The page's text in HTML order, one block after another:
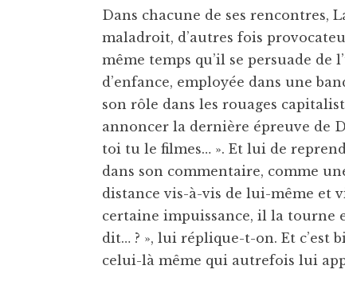
Dans chacune de ses rencontres,
maladroit, d’autres fois
même temps qu’il se persuade de
d’enfance, employée dans une
son rôle dans les rouages
annoncer la dernière épreuve de
toi tu le filmes… ». Et lui de
dans son commentaire, comme
distance vis-à-vis de lui-même et
certaine impuissance, il la tourne
dit… ? », lui réplique-t-on. Et c’est
celui-là même qui autrefois lui